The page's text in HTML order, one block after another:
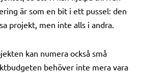
är som en bit i ett pussel: den
projekt, men inte alls i andra.
kan numera också små
behöver inte mera vara